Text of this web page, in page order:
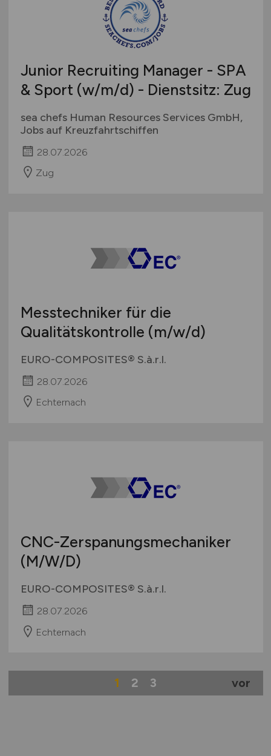
Junior Recruiting Manager - SPA
& Sport (w/m/d) - Dienstsitz: Zug
sea chefs Human Resources Services GmbH,
Jobs auf Kreuzfahrtschiffen
28.07.2026
Zug
Messtechniker für die
Qualitätskontrolle (m/w/d)
EURO-COMPOSITES® S.à.r.l.
28.07.2026
Echternach
CNC-Zerspanungsmechaniker
(M/W/D)
EURO-COMPOSITES® S.à.r.l.
28.07.2026
Echternach
1 2 3 vor